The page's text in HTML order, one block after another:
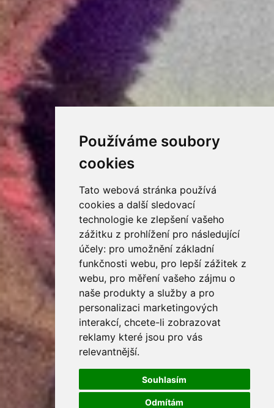
Používáme soubory
cookies
Tato webová stránka používá
cookies a další sledovací
technologie ke zlepšení vašeho
zážitku z prohlížení pro následující
účely: pro umožnění základní
funkčnosti webu, pro lepší zážitek z
webu, pro měření vašeho zájmu o
naše produkty a služby a pro
personalizaci marketingových
interakcí, chcete-li zobrazovat
reklamy které jsou pro vás
relevantnější.
Souhlasím
Odmítám